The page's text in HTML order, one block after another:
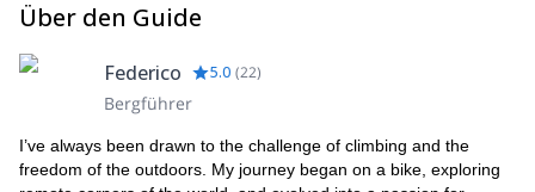
Über den Guide
Federico 5.0 (22)
Bergführer
I’ve always been drawn to the challenge of climbing and the
freedom of the outdoors. My journey began on a bike, exploring